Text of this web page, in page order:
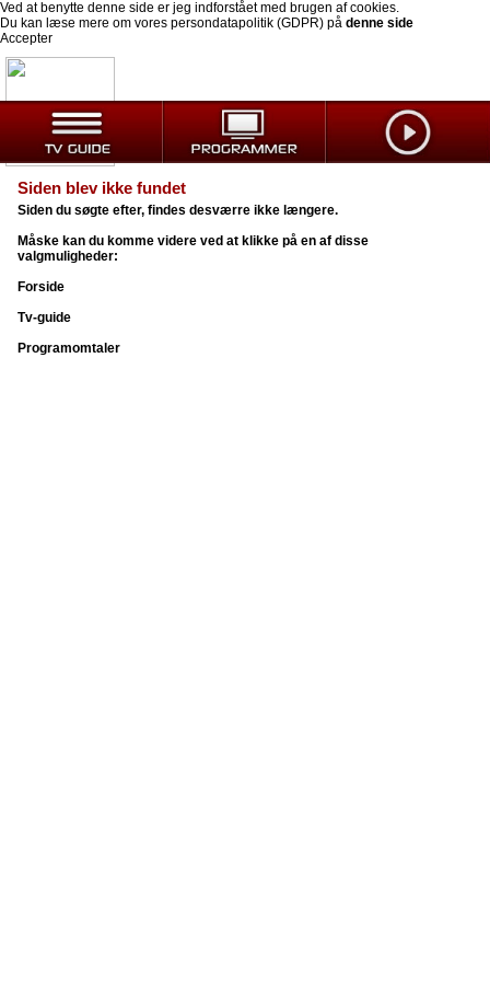
Ved at benytte denne side er jeg indforstået med brugen af cookies.
Du kan læse mere om vores persondatapolitik (GDPR) på denne side
Accepter
Siden blev ikke fundet
Siden du søgte efter, findes desværre ikke længere.
Måske kan du komme videre ved at klikke på en af disse
valgmuligheder:
Forside
Tv-guide
Programomtaler